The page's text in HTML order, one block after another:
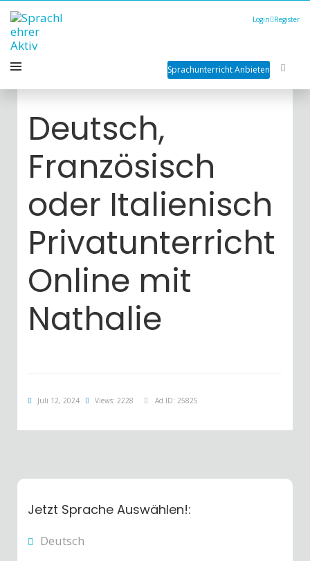
Login Register
Sprachunterricht Anbieten
Deutsch,
Französisch
oder Italienisch
Privatunterricht
Online mit
Nathalie
Juli 12, 2024 Views: 2228 Ad ID: 25825
Jetzt Sprache Auswählen!:
Deutsch